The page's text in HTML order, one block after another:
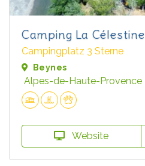
Camping La Célestine
Campingplatz 3 Sterne
Beynes
Alpes-de-Haute-Provence
Website